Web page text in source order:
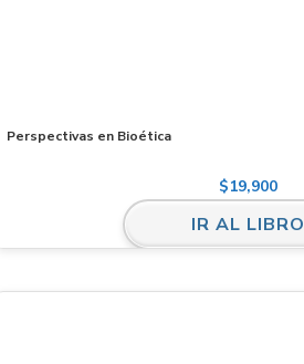
Perspectivas en Bioética
$19,900
IR AL LIBRO